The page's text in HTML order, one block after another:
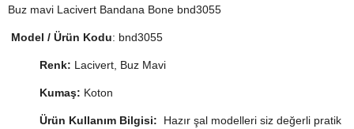
Buz mavi Lacivert Bandana Bone bnd3055
Model / Ürün Kodu: bnd3055
Renk: Lacivert, Buz Mavi
Kumaş: Koton
Ürün Kullanım Bilgisi: Hazır şal modelleri siz değerli pratik